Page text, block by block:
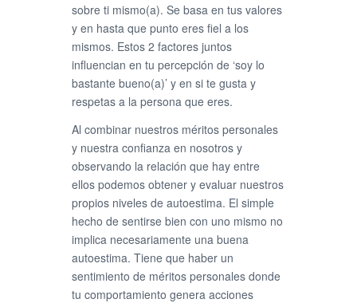
sobre ti mismo(a). Se basa en tus valores
y en hasta que punto eres fiel a los
mismos. Estos 2 factores juntos
influencian en tu percepción de ‘soy lo
bastante bueno(a)’ y en si te gusta y
respetas a la persona que eres.
Al combinar nuestros méritos personales
y nuestra confianza en nosotros y
observando la relación que hay entre
ellos podemos obtener y evaluar nuestros
propios niveles de autoestima. El simple
hecho de sentirse bien con uno mismo no
implica necesariamente una buena
autoestima. Tiene que haber un
sentimiento de méritos personales donde
tu comportamiento genera acciones